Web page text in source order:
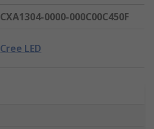
CXA1304-0000-000C00C450F
Cree LED